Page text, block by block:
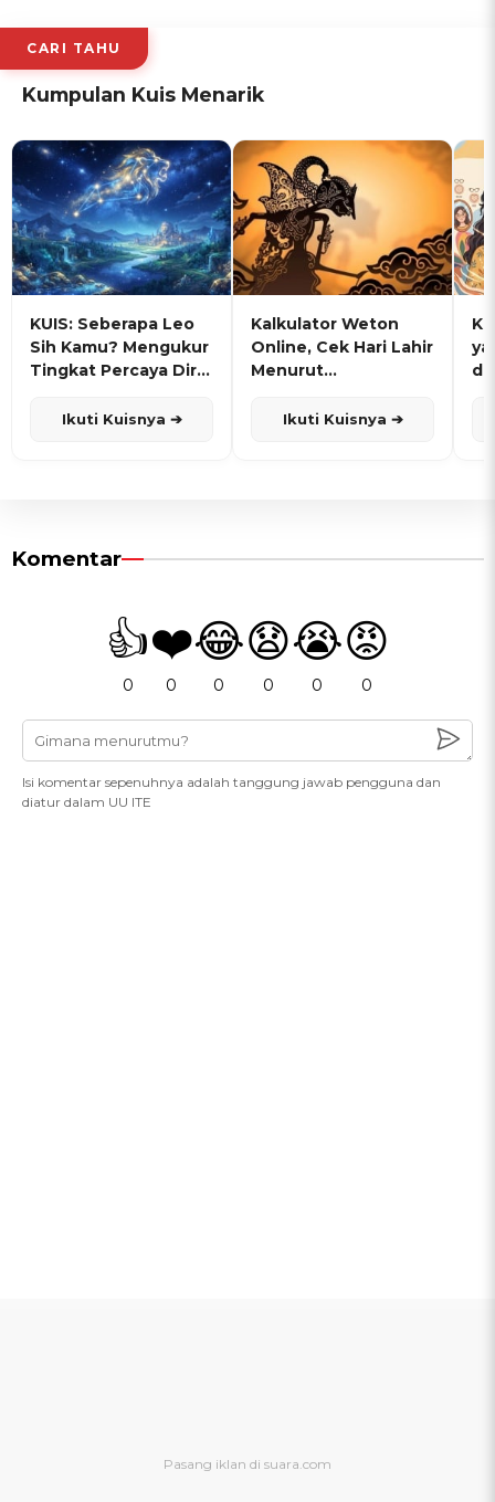
CARI TAHU
Kumpulan Kuis Menarik
KUIS: Seberapa Leo
Sih Kamu? Mengukur
Tingkat Percaya Diri
Ikuti Kuisnya ➔
Kalkulator Weton
Online, Cek Hari Lahir
Menurut
Ikuti Kuisnya ➔
Komentar
👍
0
❤️
0
😂
0
😧
0
😭
0
😡
0
Isi komentar sepenuhnya adalah tanggung jawab pengguna dan
diatur dalam UU ITE